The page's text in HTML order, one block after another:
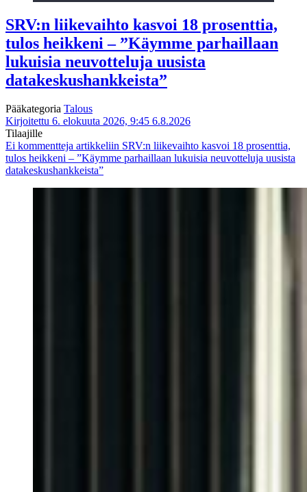
SRV:n liikevaihto kasvoi 18 prosenttia,
tulos heikkeni – ”Käymme parhaillaan
lukuisia neuvotteluja uusista
datakeskushankkeista”
Pääkategoria Talous
Kirjoitettu 6. elokuuta 2026, 9:45 6.8.2026
Tilaajille
Ei kommentteja artikkeliin SRV:n liikevaihto kasvoi 18 prosenttia,
tulos heikkeni – ”Käymme parhaillaan lukuisia neuvotteluja uusista
datakeskushankkeista”